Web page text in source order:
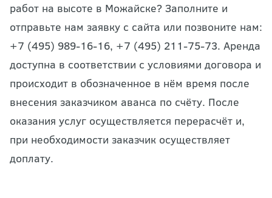
работ на высоте в Можайске? Заполните и
отправьте нам заявку с сайта или позвоните нам:
+7 (495) 989-16-16, +7 (495) 211-75-73. Аренда
доступна в соответствии с условиями договора и
происходит в обозначенное в нём время после
внесения заказчиком аванса по счёту. После
оказания услуг осуществляется перерасчёт и,
при необходимости заказчик осуществляет
доплату.